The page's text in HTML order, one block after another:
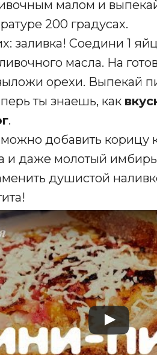
малом и
200 градусах.
заливка! Соедини 1
масла. На
орехи. Выпекай
ты знаешь, как
.
добавить корицу
и даже молотый
душистой